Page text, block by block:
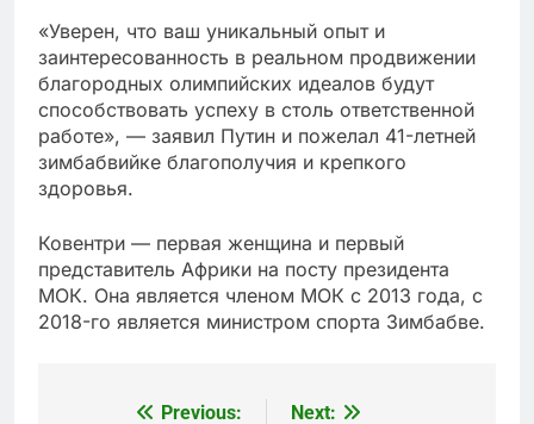
«Уверен, что ваш уникальный опыт и
заинтересованность в реальном продвижении
благородных олимпийских идеалов будут
способствовать успеху в столь ответственной
работе», — заявил Путин и пожелал 41-летней
зимбабвийке благополучия и крепкого
здоровья.
Ковентри — первая женщина и первый
представитель Африки на посту президента
МОК. Она является членом МОК с 2013 года, с
2018-го является министром спорта Зимбабве.
Previous:
Next: